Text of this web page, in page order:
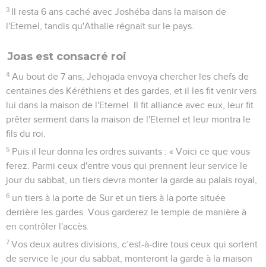
3 Il resta 6 ans caché avec Joshéba dans la maison de
l'Eternel, tandis qu'Athalie régnait sur le pays.
Joas est consacré roi
4 Au bout de 7 ans, Jehojada envoya chercher les chefs de
centaines des Kéréthiens et des gardes, et il les fit venir vers
lui dans la maison de l'Eternel. Il fit alliance avec eux, leur fit
prêter serment dans la maison de l'Eternel et leur montra le
fils du roi.
5 Puis il leur donna les ordres suivants : « Voici ce que vous
ferez. Parmi ceux d'entre vous qui prennent leur service le
jour du sabbat, un tiers devra monter la garde au palais royal,
6 un tiers à la porte de Sur et un tiers à la porte située
derrière les gardes. Vous garderez le temple de manière à
en contrôler l'accès.
7 Vos deux autres divisions, c’est-à-dire tous ceux qui sortent
de service le jour du sabbat, monteront la garde à la maison